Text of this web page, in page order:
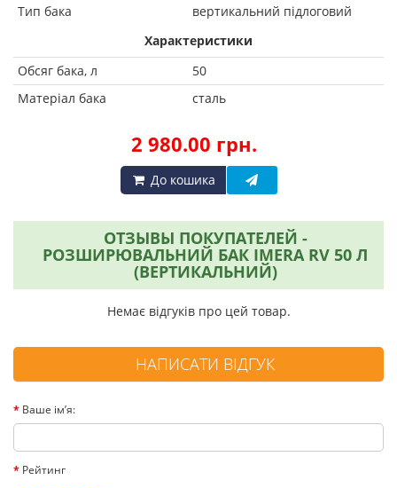
Тип бака
вертикальний підлоговий
Характеристики
Обсяг бака, л
50
Матеріал бака
сталь
2 980.00 грн.
До кошика
ОТЗЫВЫ ПОКУПАТЕЛЕЙ -
РОЗШИРЮВАЛЬНИЙ БАК IMERA RV 50 Л
(ВЕРТИКАЛЬНИЙ)
Немає відгуків про цей товар.
НАПИСАТИ ВІДГУК
Ваше ім’я:
Рейтинг